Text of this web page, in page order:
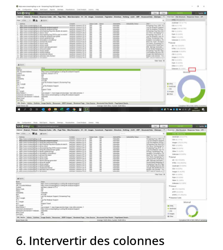
6. Intervertir des colonnes